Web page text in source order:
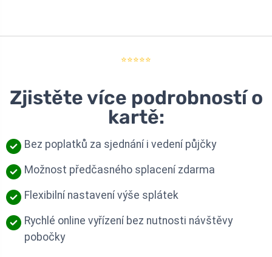
⭐⭐⭐⭐⭐
Zjistěte více podrobností o
kartě:
Bez poplatků za sjednání i vedení půjčky
Možnost předčasného splacení zdarma
Flexibilní nastavení výše splátek
Rychlé online vyřízení bez nutnosti návštěvy
pobočky